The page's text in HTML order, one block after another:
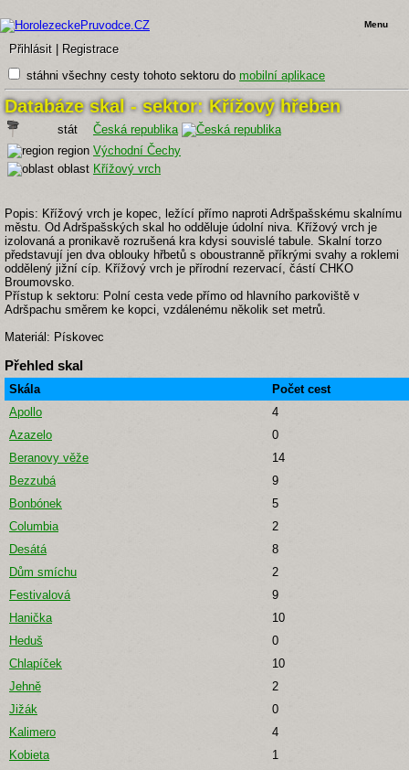
Přihlásit Registrace
Menu
stáhni všechny cesty tohoto sektoru do mobilní aplikace
Databáze skal - sektor: Křížový hřeben
stát
Česká republika
region Východní Čechy
oblast Křížový vrch
Popis: Křížový vrch je kopec, ležící přímo naproti Adršpašskému skalnímu
městu. Od Adršpašských skal ho odděluje údolní niva. Křížový vrch je
izolovaná a pronikavě rozrušená kra kdysi souvislé tabule. Skalní torzo
představují jen dva oblouky hřbetů s oboustranně příkrými svahy a roklemi
oddělený jižní cíp. Křížový vrch je přírodní rezervací, částí CHKO
Broumovsko.
Přístup k sektoru: Polní cesta vede přímo od hlavního parkoviště v
Adršpachu směrem ke kopci, vzdálenému několik set metrů.
Materiál: Pískovec
Přehled skal
Skála
Počet cest
Apollo
4
Azazelo
0
Beranovy věže
14
Bezzubá
9
Bonbónek
5
Columbia
2
Desátá
8
Dům smíchu
2
Festivalová
9
Hanička
10
Heduš
0
Chlapíček
10
Jehně
2
Jižák
0
Kalimero
4
Kobieta
1